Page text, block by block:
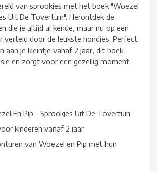
van sprookjes met het boek "Woezel
Uit De Tovertuin". Herontdek de
die je altijd al kende, maar nu op een
verteld door de leukste hondjes. Perfect
aan je kleintje vanaf 2 jaar, dit boek
en zorgt voor een gezellig moment
En Pip - Sprookjes Uit De Tovertuin
kinderen vanaf 2 jaar
van Woezel en Pip met hun